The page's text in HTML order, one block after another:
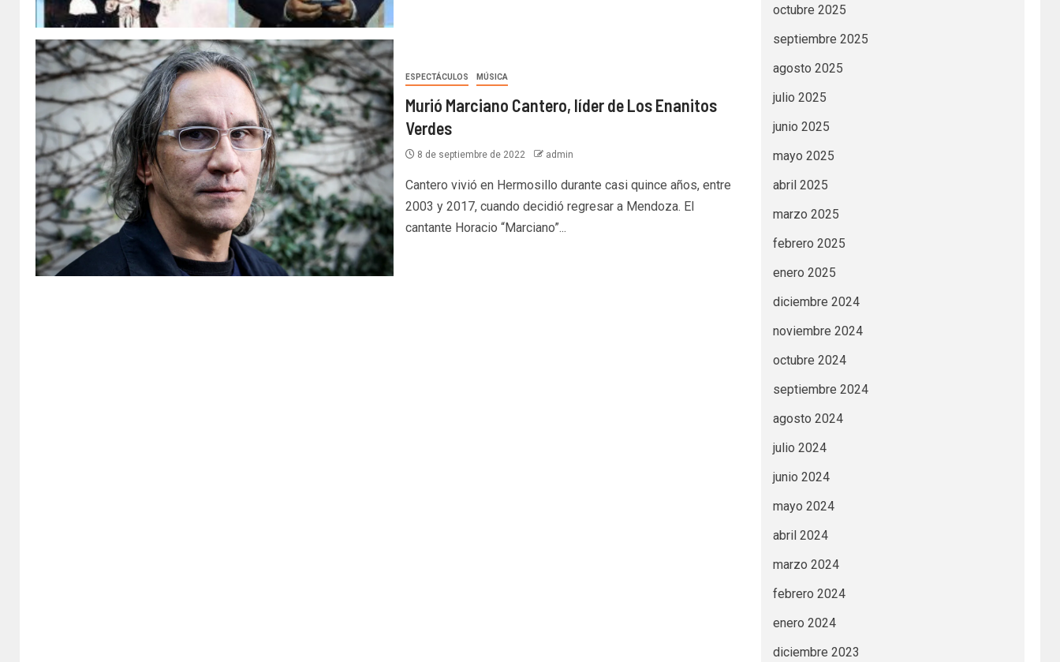
ESPECTÁCULOS MÚSICA
Murió Marciano Cantero, líder de Los Enanitos
Verdes
8 de septiembre de 2022 admin
Cantero vivió en Hermosillo durante casi quince años, entre
2003 y 2017, cuando decidió regresar a Mendoza. El
cantante Horacio “Marciano”...
octubre 2025
septiembre 2025
agosto 2025
julio 2025
junio 2025
mayo 2025
abril 2025
marzo 2025
febrero 2025
enero 2025
diciembre 2024
noviembre 2024
octubre 2024
septiembre 2024
agosto 2024
julio 2024
junio 2024
mayo 2024
abril 2024
marzo 2024
febrero 2024
enero 2024
diciembre 2023